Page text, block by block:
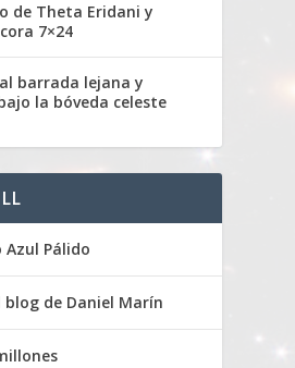
de Theta Eridani y
7×24
barrada lejana y
la bóveda celeste
Azul Pálido
blog de Daniel Marín